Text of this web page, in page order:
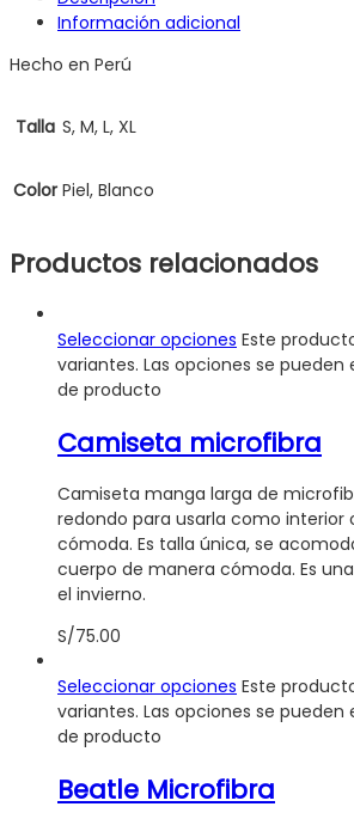
Información adicional
Hecho en Perú
Talla S, M, L, XL
Color Piel, Blanco
Productos relacionados
Seleccionar opciones Este
variantes. Las opciones se pueden
de producto
Camiseta microfibra
Camiseta manga larga de
redondo para usarla como interior
cómoda. Es talla única, se
cuerpo de manera cómoda. Es
el invierno.
S/75.00
Seleccionar opciones Este
variantes. Las opciones se pueden
de producto
Beatle Microfibra